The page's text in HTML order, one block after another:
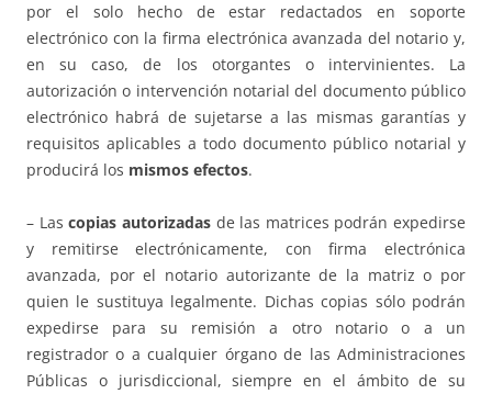
por el solo hecho de estar redactados en soporte
electrónico con la firma electrónica avanzada del notario y,
en su caso, de los otorgantes o intervinientes. La
autorización o intervención notarial del documento público
electrónico habrá de sujetarse a las mismas garantías y
requisitos aplicables a todo documento público notarial y
producirá los mismos efectos.
– Lascopias autorizadasde las matrices podrán expedirse
y remitirse electrónicamente, con firma electrónica
avanzada, por el notario autorizante de la matriz o por
quien le sustituya legalmente. Dichas copias sólo podrán
expedirse para su remisión a otro notario o a un
registrador o a cualquier órgano de las Administraciones
Públicas o jurisdiccional, siempre en el ámbito de su